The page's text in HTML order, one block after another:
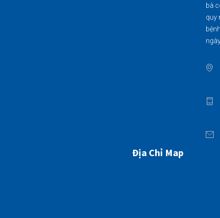
bà
quy
Địa Chỉ Map